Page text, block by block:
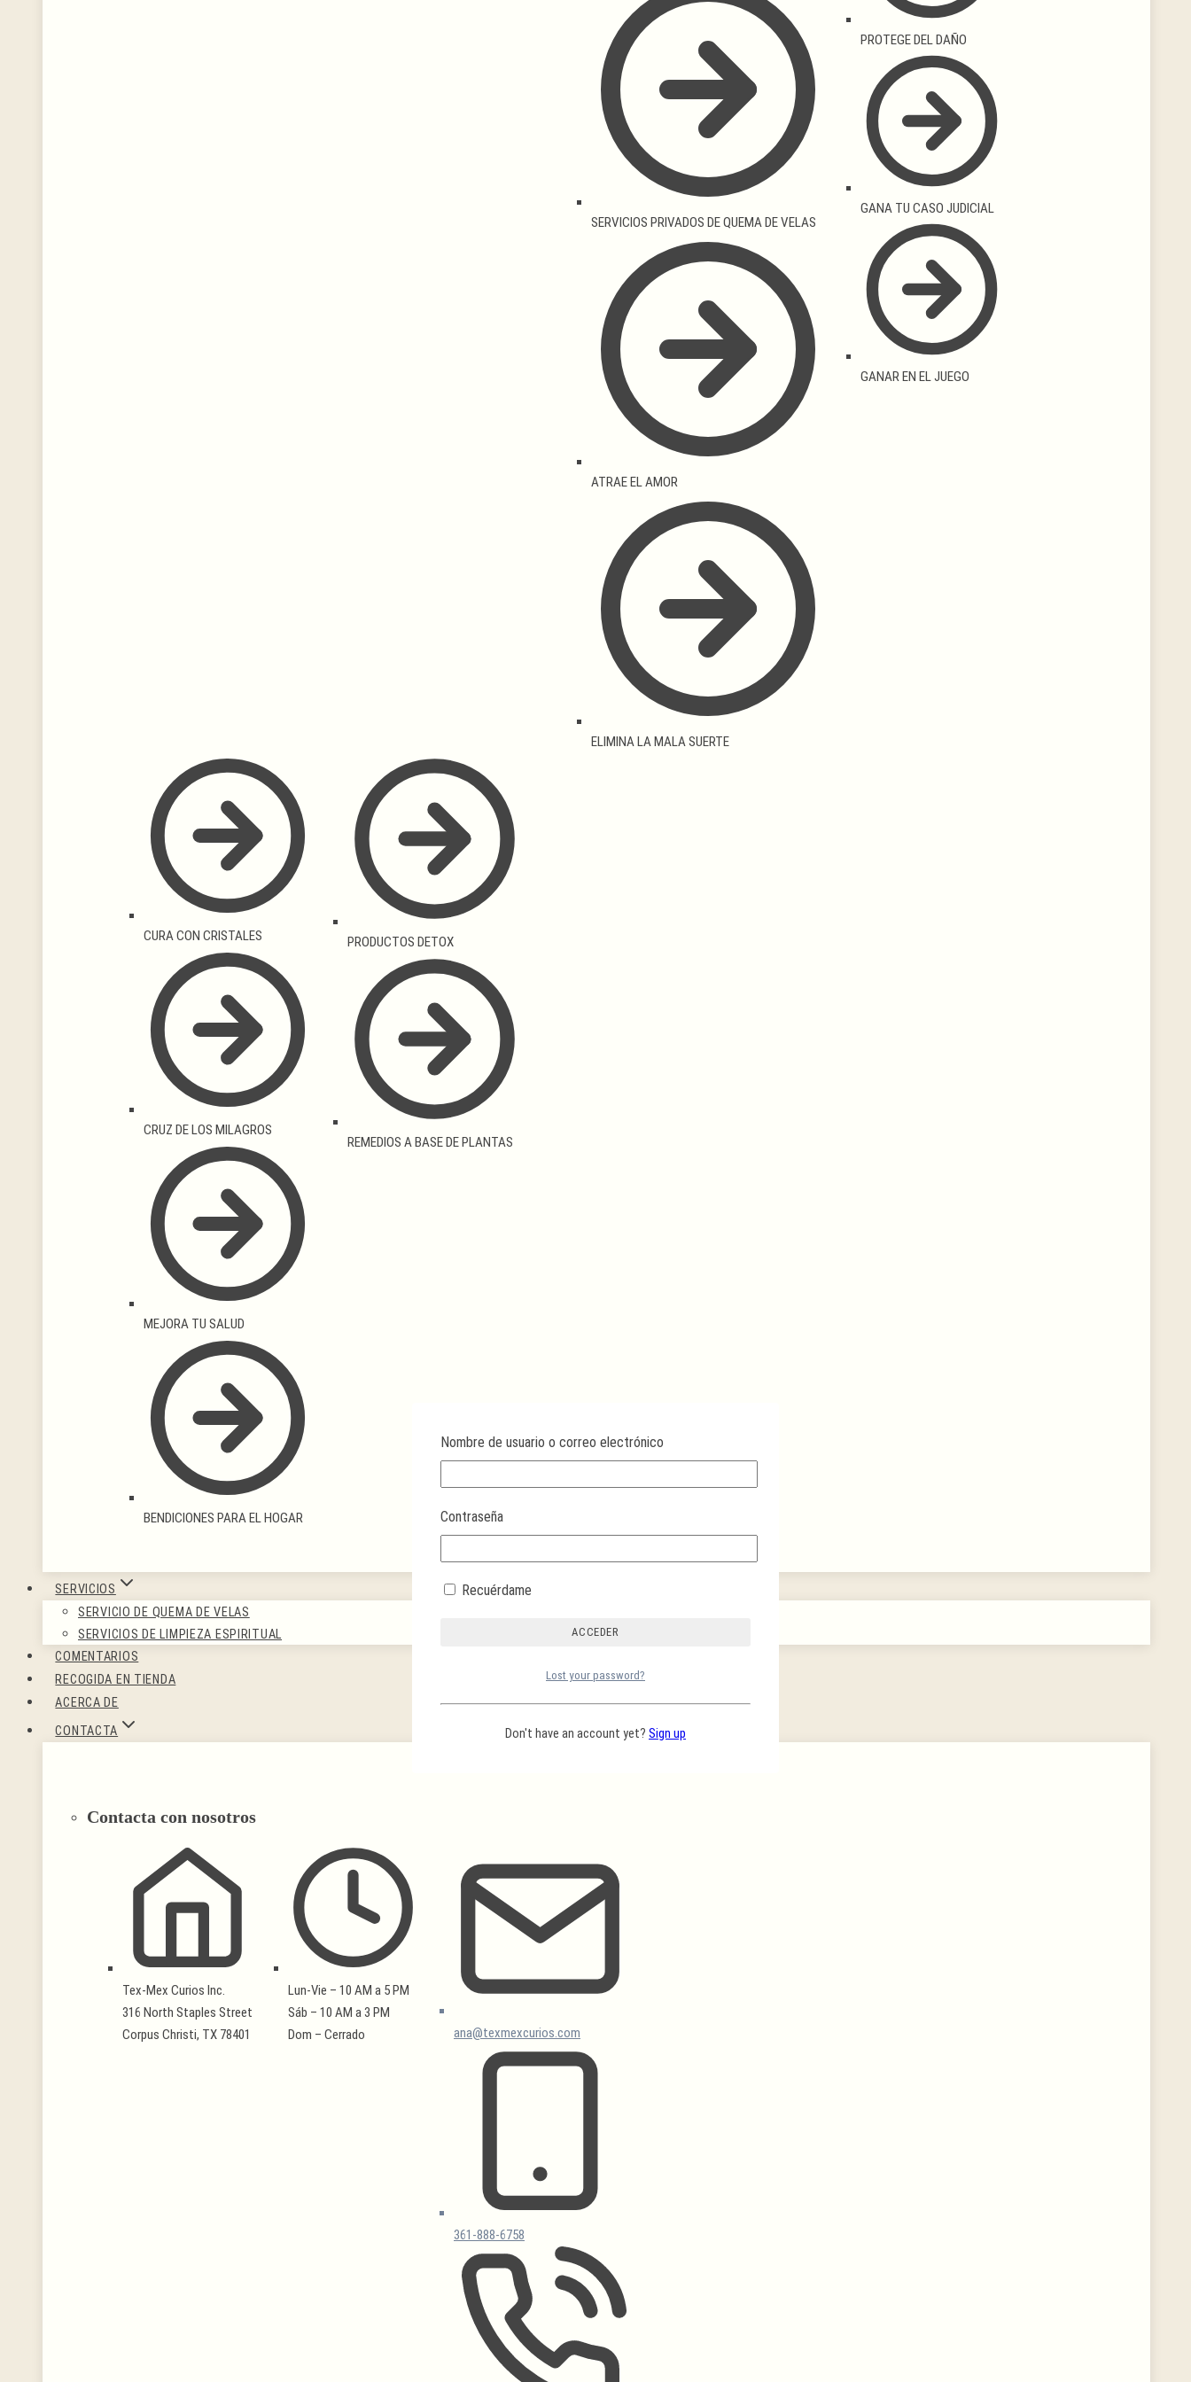
SERVICIOS PRIVADOS DE QUEMA DE VELAS
ATRAE EL AMOR
ELIMINA LA MALA SUERTE
PROTEGE DEL DAÑO
GANA TU CASO JUDICIAL
GANAR EN EL JUEGO
CURA CON CRISTALES
CRUZ DE LOS MILAGROS
MEJORA TU SALUD
BENDICIONES PARA EL HOGAR
PRODUCTOS DETOX
REMEDIOS A BASE DE PLANTAS
SERVICIOS
SERVICIO DE QUEMA DE VELAS
SERVICIOS DE LIMPIEZA ESPIRITUAL
COMENTARIOS
RECOGIDA EN TIENDA
ACERCA DE
CONTACTA
Contacta con nosotros
Tex-Mex Curios Inc.
316 North Staples Street
Corpus Christi, TX 78401
Lun-Vie – 10 AM a 5 PM
Sáb – 10 AM a 3 PM
Dom – Cerrado
ana@texmexcurios.com
361-888-6758
Nombre de usuario o correo electrónico
Contraseña
Recuérdame
Lost your password?
Don't have an account yet? Sign up